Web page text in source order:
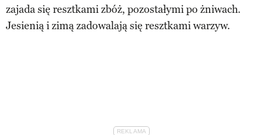
zajada się resztkami zbóż, pozostałymi po żniwach.
Jesienią i zimą zadowalają się resztkami warzyw.